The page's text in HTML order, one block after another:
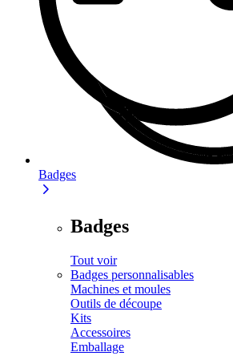
Badges
Badges
Tout voir
Badges personnalisables
Machines et moules
Outils de découpe
Kits
Accessoires
Emballage